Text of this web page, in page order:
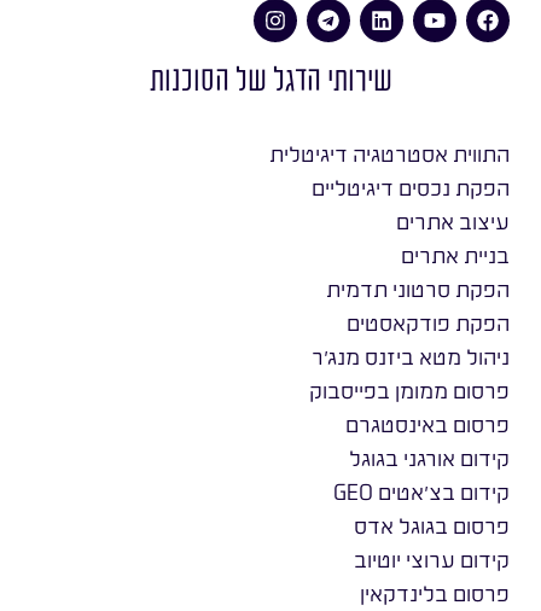
שירותי הדגל של הסוכנות
התווית אסטרטגיה דיגיטלית
הפקת נכסים דיגיטליים
עיצוב אתרים
בניית אתרים
הפקת סרטוני תדמית
הפקת פודקאסטים
ניהול מטא ביזנס מנג׳ר
פרסום ממומן בפייסבוק
פרסום באינסטגרם
קידום אורגני בגוגל
קידום בצ׳אטים GEO
פרסום בגוגל אדס
קידום ערוצי יוטיוב
פרסום בלינדקאין